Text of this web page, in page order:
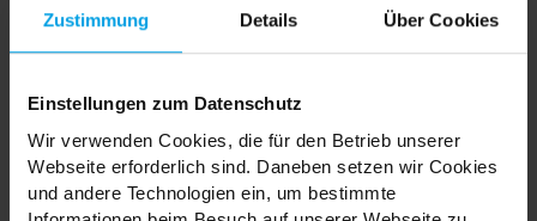
Zustimmung Details Über Cookies
Einstellungen zum Datenschutz
Wir verwenden Cookies, die für den Betrieb unserer
Webseite erforderlich sind. Daneben setzen wir Cookies
und andere Technologien ein, um bestimmte
TRENDHOPPER STORES
Wie wäre es mit einer großen Portion Inspiration und Kreativität?